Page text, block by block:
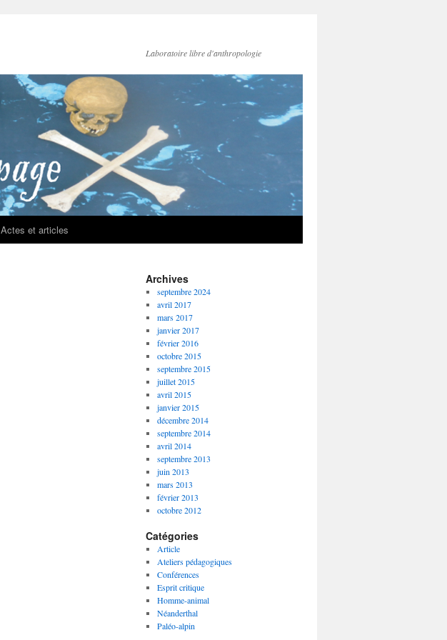
Laboratoire libre d'anthropologie
Actes et articles
Archives
septembre 2024
avril 2017
mars 2017
janvier 2017
février 2016
octobre 2015
septembre 2015
juillet 2015
avril 2015
janvier 2015
décembre 2014
septembre 2014
avril 2014
septembre 2013
juin 2013
mars 2013
février 2013
octobre 2012
Catégories
Article
Ateliers pédagogiques
Conférences
Esprit critique
Homme-animal
Néanderthal
Paléo-alpin